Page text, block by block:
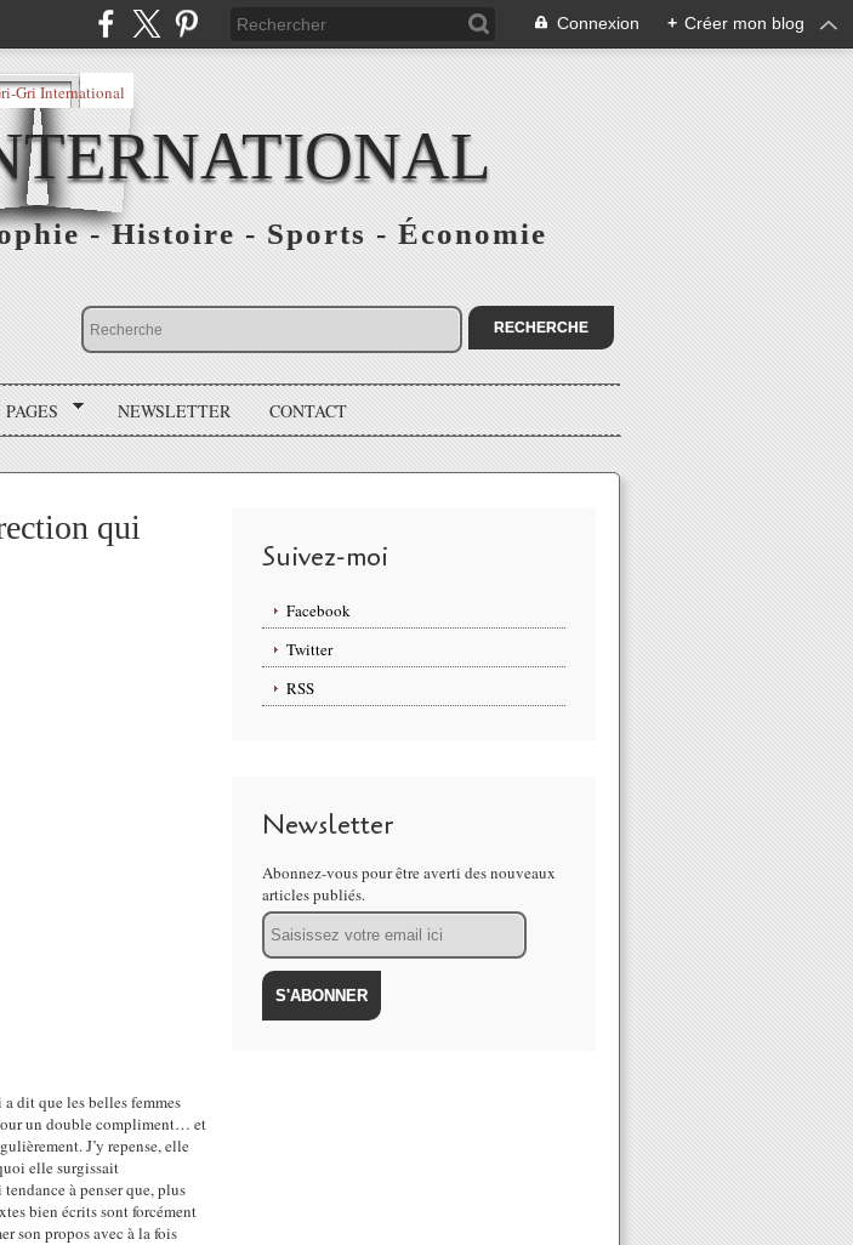
Connexion + Créer mon blog
- Histoire - Sports - Économie
PAGES NEWSLETTER CONTACT
qui
dit que les belles femmes
un double compliment… et
J’y repense, elle
elle surgissait
à penser que, plus
bien écrits sont forcément
son propos avec à la fois
Suivez-moi
Facebook
Twitter
RSS
Newsletter
Abonnez-vous pour être averti des nouveaux
articles publiés.
Email